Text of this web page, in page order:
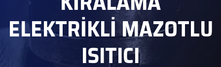
ELEKTRİKLİ MAZOTLU
ISITICI